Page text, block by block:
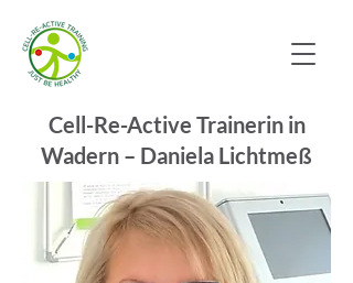
Cell-Re-Active Trainerin in
Wadern – Daniela Lichtmeß